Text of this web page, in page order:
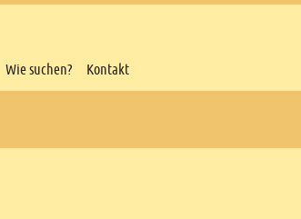
Wie suchen? Kontakt